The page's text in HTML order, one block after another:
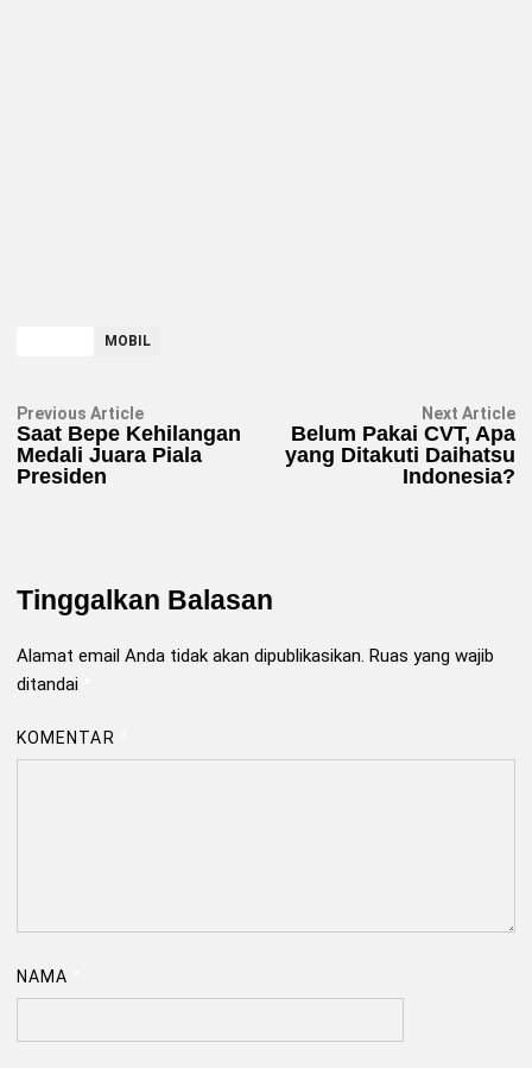
MOBIL
Navigasi
pos
Previous ArticlePrevious
article:
Saat Bepe Kehilangan
Medali Juara Piala
Presiden
Next Article
Belum Pakai CVT, Apa
yang Ditakuti Daihatsu
Indonesia?
Tinggalkan Balasan
Alamat email Anda tidak akan dipublikasikan. Ruas yang wajib
ditandai
KOMENTAR
NAMA